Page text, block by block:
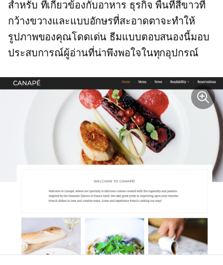
สำหรับ ที่เกี่ยวข้องกับอาหาร ธุรกิจ พื้นที่สีขาวที่
กว้างขวางและแบบอักษรที่สะอาดตาจะทำให้
รูปภาพของคุณโดดเด่น ธีมแบบตอบสนองนี้มอบ
ประสบการณ์ผู้อ่านที่น่าพึงพอใจในทุกอุปกรณ์